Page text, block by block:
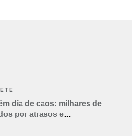
dia de caos: milhares de
por atrasos e